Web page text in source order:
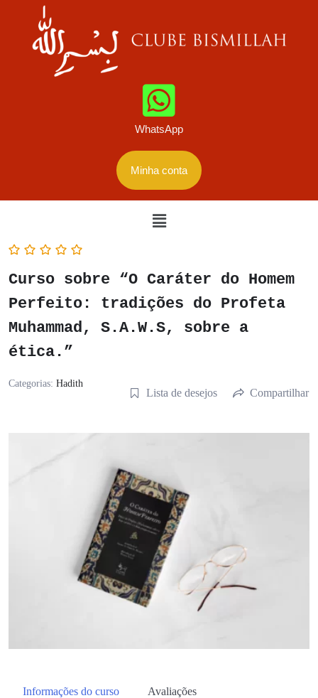
WhatsApp
Minha conta
Curso sobre “O Caráter do Homem
Perfeito: tradições do Profeta
Muhammad, S.A.W.S, sobre a
ética.”
Categorias: Hadith
Lista de desejos Compartilhar
Informações do curso Avaliações